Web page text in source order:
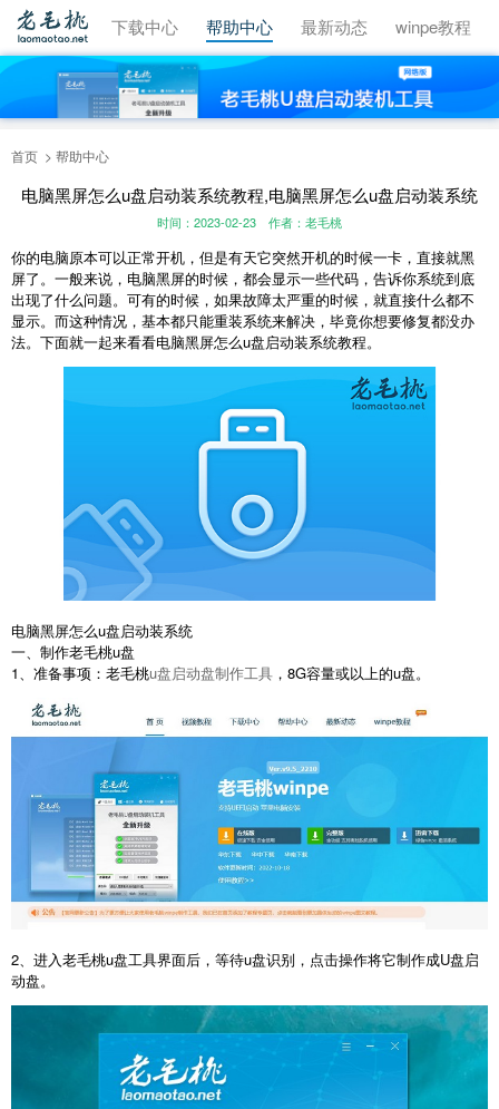
视频教程 下载中心 帮助中心 最新动态 winpe教程
首页 帮助中心
电脑黑屏怎么u盘启动装系统教程,电脑黑屏怎么u盘启动装系统
时间：2023-02-23 作者：老毛桃
你的电脑原本可以正常开机，但是有天它突然开机的时候一卡，直接就黑
屏了。一般来说，电脑黑屏的时候，都会显示一些代码，告诉你系统到底
出现了什么问题。可有的时候，如果故障太严重的时候，就直接什么都不
显示。而这种情况，基本都只能重装系统来解决，毕竟你想要修复都没办
法。下面就一起来看看电脑黑屏怎么u盘启动装系统教程。
电脑黑屏怎么u盘启动装系统
一、制作老毛桃u盘
1、准备事项：老毛桃u盘启动盘制作工具 ，8G容量或以上的u盘。
2、进入老毛桃u盘工具界面后，等待u盘识别，点击操作将它制作成U盘启
动盘。